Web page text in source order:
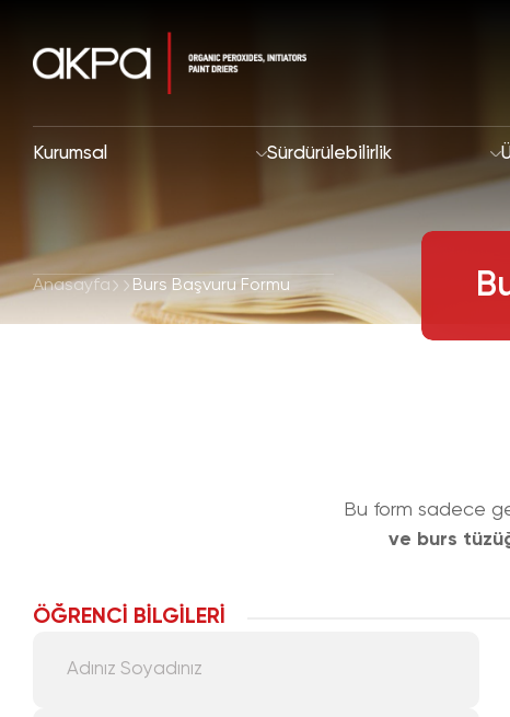
Kurumsal Sürdürülebilirlik
Anasayfa Burs Başvuru Formu
Bu form sadece
ve burs
ÖĞRENCİ BİLGİLERİ